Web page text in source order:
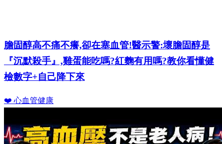
膽固醇高不痛不癢,卻在塞血管!醫示警:壞膽固醇是
『沉默殺手』,雞蛋能吃嗎?紅麴有用嗎?教你看懂健
檢數字+自己降下來
❤️ 心血管健康